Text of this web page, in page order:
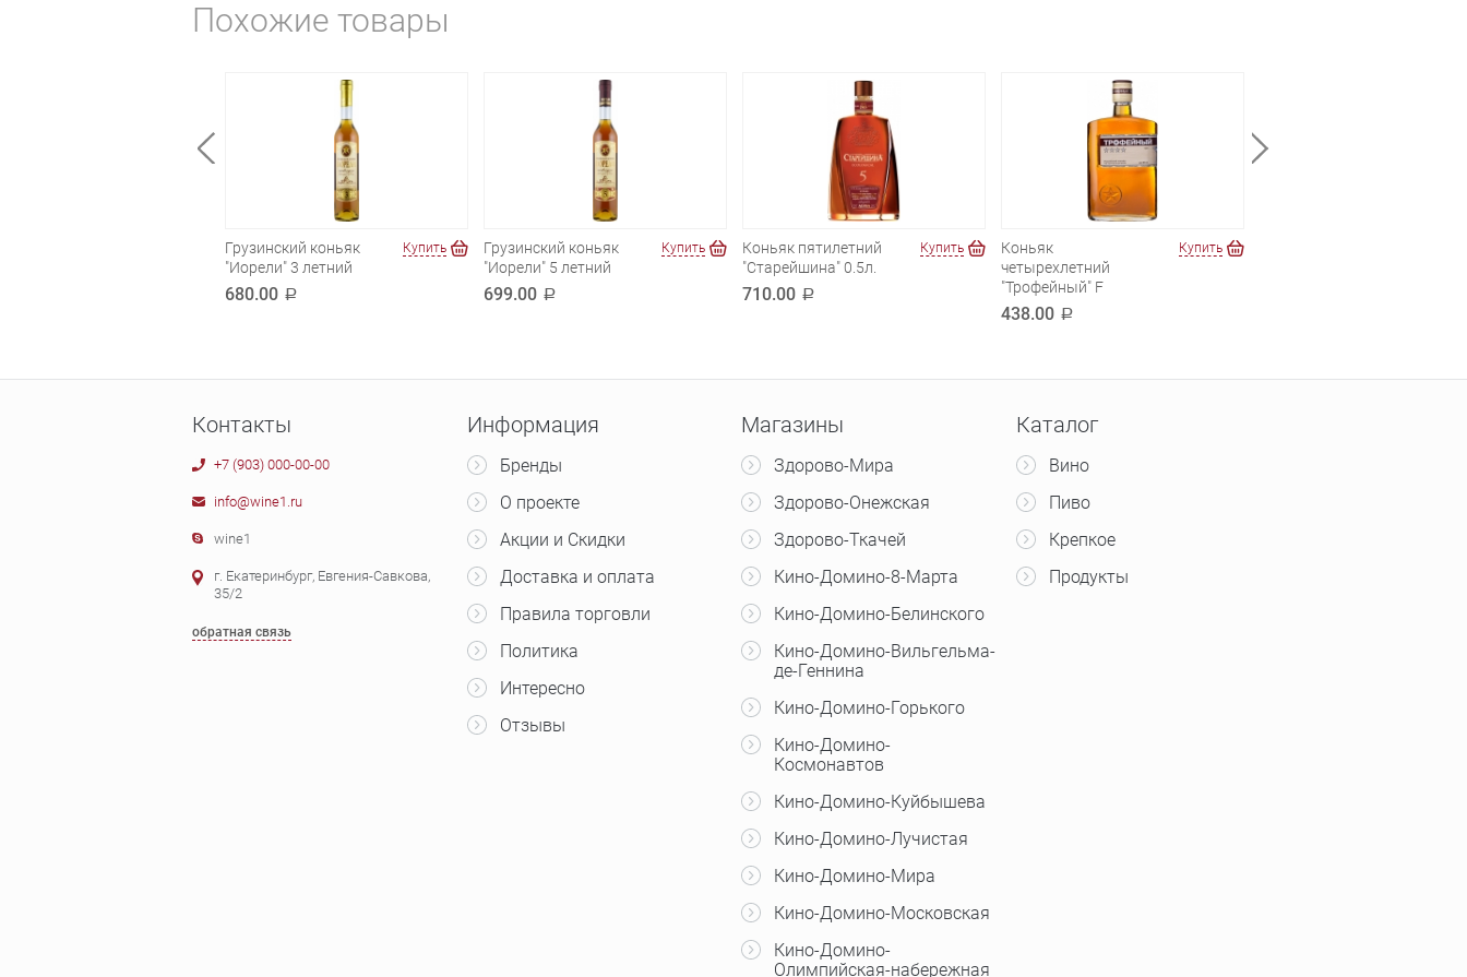
Похожие товары
Грузинский коньяк
"Иорели" 3 летний
680.00 a
Купить
Грузинский коньяк
"Иорели" 5 летний
699.00 a
Купить
Коньяк пятилетний
"Старейшина" 0.5л.
710.00 a
Купить
Коньяк
четырехлетний
"Трофейный" F
438.00 a
Купить
Контакты
+7 (903) 000-00-00
info@wine1.ru
wine1
г. Екатеринбург, Евгения-Савкова,
35/2
обратная связь
Информация
Бренды
О проекте
Акции и Скидки
Доставка и оплата
Правила торговли
Политика
Интересно
Отзывы
Магазины
Здорово-Мира
Здорово-Онежская
Здорово-Ткачей
Кино-Домино-8-Марта
Кино-Домино-Белинского
Кино-Домино-Вильгельма-
де-Геннина
Кино-Домино-Горького
Кино-Домино-
Космонавтов
Кино-Домино-Куйбышева
Кино-Домино-Лучистая
Кино-Домино-Мира
Кино-Домино-Московская
Кино-Домино-
Олимпийская-набережная
Каталог
Вино
Пиво
Крепкое
Продукты